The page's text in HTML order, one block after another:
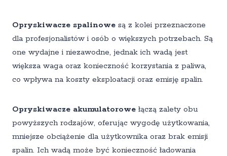
Opryskiwacze spalinowe są z kolei przeznaczone
dla profesjonalistów i osób o większych potrzebach. Są
one wydajne i niezawodne, jednak ich wadą jest
większa waga oraz konieczność korzystania z paliwa,
co wpływa na koszty eksploatacji oraz emisję spalin.
Opryskiwacze akumulatorowe łączą zalety obu
powyższych rodzajów, oferując wygodę użytkowania,
mniejsze obciążenie dla użytkownika oraz brak emisji
spalin. Ich wadą może być konieczność ładowania